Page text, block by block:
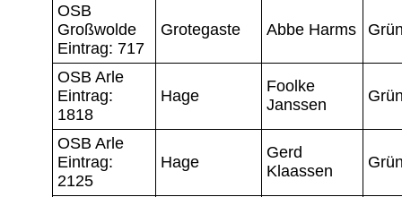
OSB
Großwolde
Eintrag: 717
Grotegaste Abbe Harms
OSB Arle
Eintrag:
1818
Hage
Foolke
Janssen
OSB Arle
Eintrag:
2125
Hage
Gerd
Klaassen